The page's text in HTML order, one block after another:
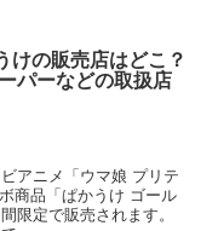
けの販売店はどこ？
パーなどの取扱店
アニメ「ウマ娘 プリテ
商品「ぱかうけ ゴール
限定で販売されます。